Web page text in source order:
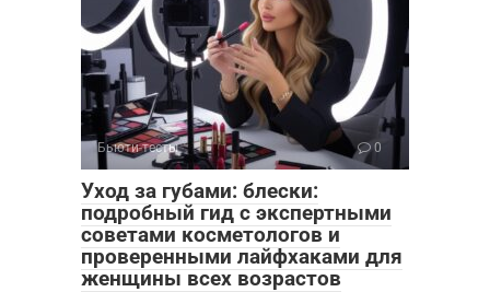
Бьюти-тесты 0
Уход за губами: блески:
подробный гид с экспертными
советами косметологов и
проверенными лайфхаками для
женщины всех возрастов